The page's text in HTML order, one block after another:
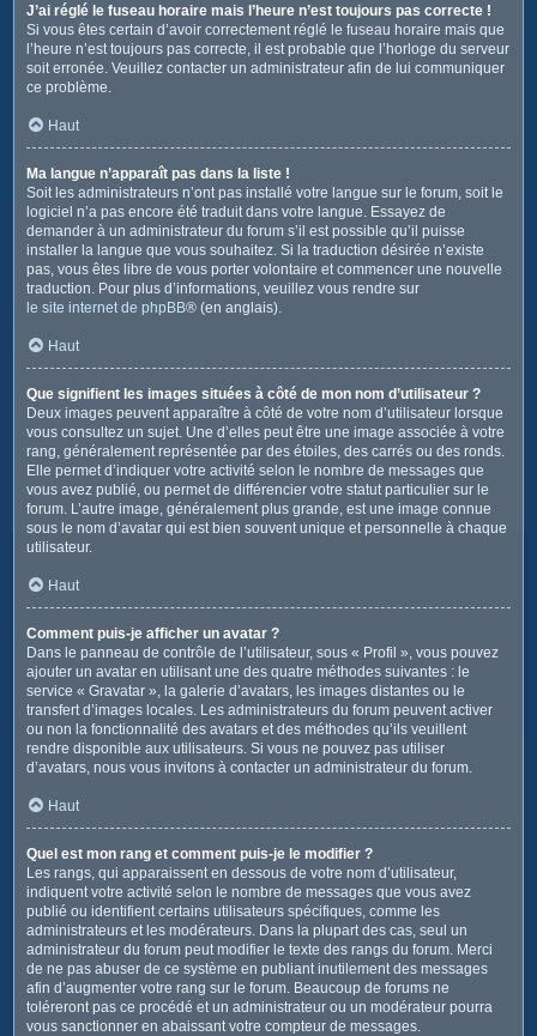
J’ai réglé le fuseau horaire mais l’heure n’est toujours pas correcte !
Si vous êtes certain d’avoir correctement réglé le fuseau horaire mais que
l’heure n’est toujours pas correcte, il est probable que l’horloge du serveur
soit erronée. Veuillez contacter un administrateur afin de lui communiquer
ce problème.
Haut
Ma langue n’apparaît pas dans la liste !
Soit les administrateurs n’ont pas installé votre langue sur le forum, soit le
logiciel n’a pas encore été traduit dans votre langue. Essayez de
demander à un administrateur du forum s’il est possible qu’il puisse
installer la langue que vous souhaitez. Si la traduction désirée n’existe
pas, vous êtes libre de vous porter volontaire et commencer une nouvelle
traduction. Pour plus d’informations, veuillez vous rendre sur
le site internet de phpBB® (en anglais).
Haut
Que signifient les images situées à côté de mon nom d’utilisateur ?
Deux images peuvent apparaître à côté de votre nom d’utilisateur lorsque
vous consultez un sujet. Une d’elles peut être une image associée à votre
rang, généralement représentée par des étoiles, des carrés ou des ronds.
Elle permet d’indiquer votre activité selon le nombre de messages que
vous avez publié, ou permet de différencier votre statut particulier sur le
forum. L’autre image, généralement plus grande, est une image connue
sous le nom d’avatar qui est bien souvent unique et personnelle à chaque
utilisateur.
Haut
Comment puis-je afficher un avatar ?
Dans le panneau de contrôle de l’utilisateur, sous « Profil », vous pouvez
ajouter un avatar en utilisant une des quatre méthodes suivantes : le
service « Gravatar », la galerie d’avatars, les images distantes ou le
transfert d’images locales. Les administrateurs du forum peuvent activer
ou non la fonctionnalité des avatars et des méthodes qu’ils veuillent
rendre disponible aux utilisateurs. Si vous ne pouvez pas utiliser
d’avatars, nous vous invitons à contacter un administrateur du forum.
Haut
Quel est mon rang et comment puis-je le modifier ?
Les rangs, qui apparaissent en dessous de votre nom d’utilisateur,
indiquent votre activité selon le nombre de messages que vous avez
publié ou identifient certains utilisateurs spécifiques, comme les
administrateurs et les modérateurs. Dans la plupart des cas, seul un
administrateur du forum peut modifier le texte des rangs du forum. Merci
de ne pas abuser de ce système en publiant inutilement des messages
afin d’augmenter votre rang sur le forum. Beaucoup de forums ne
toléreront pas ce procédé et un administrateur ou un modérateur pourra
vous sanctionner en abaissant votre compteur de messages.